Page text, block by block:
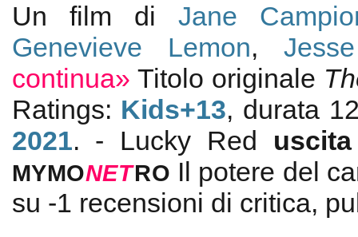
Un film diJane
Genevieve Lemon,
continua» Titolo originale
Ratings: Kids+13, durata
2021. - Lucky Red
MYMONETRO Il potere del
su -1 recensioni di critica,